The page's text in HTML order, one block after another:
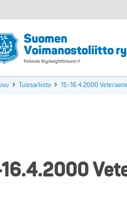
Tulosarkisto 15.-16.4.2000